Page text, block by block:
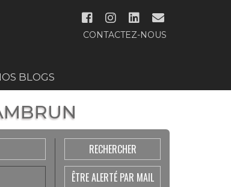
CONTACTEZ-NOUS
BLOGS
ÊTRE ALERTÉ PAR MAIL